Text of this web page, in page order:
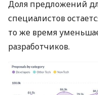
Доля предложений
специалистов
то же время
разработчиков.